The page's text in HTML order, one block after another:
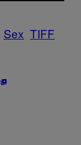
Sex TIFF